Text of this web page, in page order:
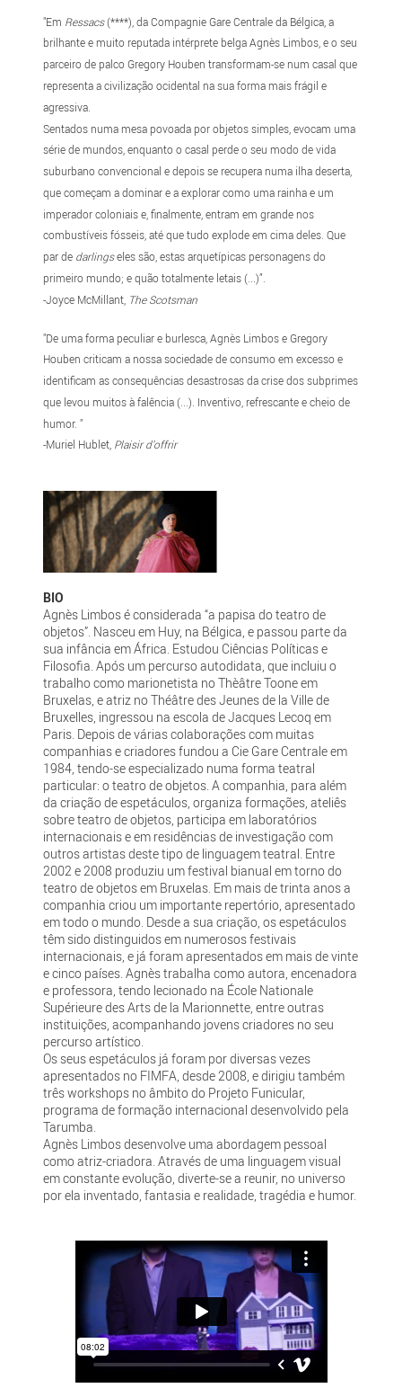
"Em Ressacs(****), da Compagnie Gare Centrale da Bélgica, a
brilhante e muito reputada intérprete belga Agnès Limbos, e o seu
parceiro de palco Gregory Houben transformam-se num casal que
representa a civilização ocidental na sua forma mais frágil e
agressiva.
Sentados numa mesa povoada por objetos simples, evocam uma
série de mundos, enquanto o casal perde o seu modo de vida
suburbano convencional e depois se recupera numa ilha deserta,
que começam a dominar e a explorar como uma rainha e um
imperador coloniais e, finalmente, entram em grande nos
combustíveis fósseis, até que tudo explode em cima deles. Que
par de darlingseles são, estas arquetípicas personagens do
primeiro mundo; e quão totalmente letais (...)”.
-Joyce McMillant, The Scotsman
"De uma forma peculiar e burlesca, Agnès Limbos e Gregory
Houben criticam a nossa sociedade de consumo em excesso e
identificam as consequências desastrosas da crise dos subprimes
que levou muitos à falência (...). Inventivo, refrescante e cheio de
humor. "
-Muriel Hublet, Plaisir d’offrir
BIO
Agnès Limbos é considerada “a papisa do teatro de
objetos”. Nasceu em Huy, na Bélgica, e passou parte da
sua infância em África. Estudou Ciências Políticas e
Filosofia. Após um percurso autodidata, que incluiu o
trabalho como marionetista no Thèâtre Toone em
Bruxelas, e atriz no Théâtre des Jeunes de la Ville de
Bruxelles, ingressou na escola de Jacques Lecoq em
Paris. Depois de várias colaborações com muitas
companhias e criadores fundou a Cie Gare Centrale em
1984, tendo-se especializado numa forma teatral
particular: o teatro de objetos. A companhia, para além
da criação de espetáculos, organiza formações, ateliês
sobre teatro de objetos, participa em laboratórios
internacionais e em residências de investigação com
outros artistas deste tipo de linguagem teatral. Entre
2002 e 2008 produziu um festival bianual em torno do
teatro de objetos em Bruxelas. Em mais de trinta anos a
companhia criou um importante repertório, apresentado
em todo o mundo. Desde a sua criação, os espetáculos
têm sido distinguidos em numerosos festivais
internacionais, e já foram apresentados em mais de vinte
e cinco países. Agnès trabalha como autora, encenadora
e professora, tendo lecionado na École Nationale
Supérieure des Arts de la Marionnette, entre outras
instituições, acompanhando jovens criadores no seu
percurso artístico.
Os seus espetáculos já foram por diversas vezes
apresentados no FIMFA, desde 2008, e dirigiu também
três workshops no âmbito do Projeto Funicular,
programa de formação internacional desenvolvido pela
Tarumba.
Agnès Limbos desenvolve uma abordagem pessoal
como atriz-criadora. Através de uma linguagem visual
em constante evolução, diverte-se a reunir, no universo
por ela inventado, fantasia e realidade, tragédia e humor.